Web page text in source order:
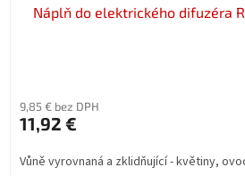
Náplň do elektrického difuzéra
9,85 € bez DPH
11,92 €
Vůně vyrovnaná a zklidňující - květiny,